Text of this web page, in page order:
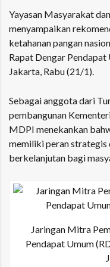
Yayasan Masyarakat
menyampaikan
ketahanan pangan
Rapat Dengar
Jakarta, Rabu (21/1).
Sebagai anggota dari
pembangunan
MDPI menekankan
memiliki peran strategis
berkelanjutan bagi
Jaringan Mitra
Pendapat Umum